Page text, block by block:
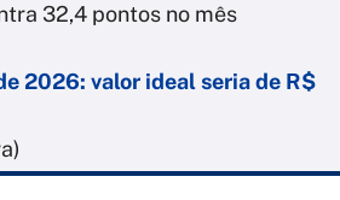
32,4 pontos no mês
2026: valor ideal seria de R$